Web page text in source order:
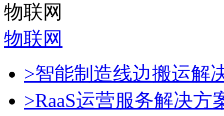
物联网
物联网
>智能制造线边搬运解
>RaaS运营服务解决方